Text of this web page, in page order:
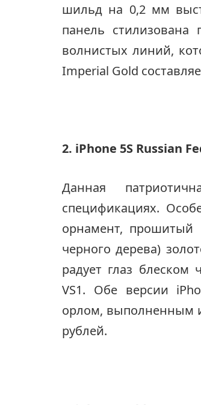
шильд на 0,2 мм
панель
волнистых линий,
Imperial Gold
2. iPhone 5S Russian
Данная
спецификациях.
орнамент, прошитый
черного дерева)
радует глаз
VS1. Обе версии
орлом, выполненным
рублей.